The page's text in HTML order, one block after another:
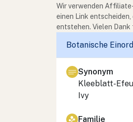
Wir verwenden
einen Link
entstehen. Vielen
Botanische
Synonym
Kleeblatt-
Ivy
Familie